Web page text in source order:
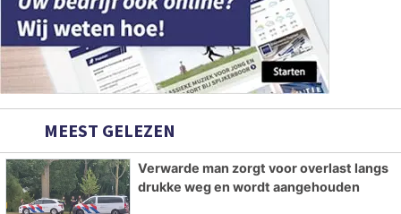
MEEST GELEZEN
Verwarde man zorgt voor overlast langs
drukke weg en wordt aangehouden